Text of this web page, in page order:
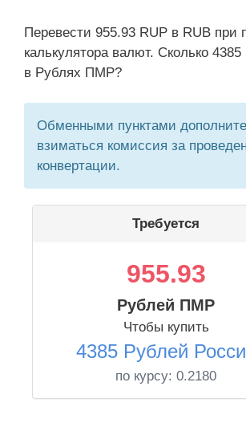
Перевести 955.93 RUP в RUB при
калькулятора валют. Сколько
в Рублях ПМР?
Обменными пунктами
взиматься комиссия за
конвертации.
Требуется
955.93
Рублей ПМР
Чтобы купить
4385 Рублей
по курсу: 0.2180